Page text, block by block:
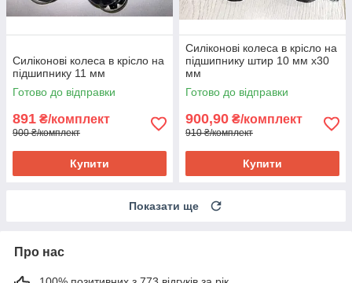
Силіконові колеса в крісло на
підшипнику 11 мм
Готово до відправки
891 ₴/комплект
900 ₴/комплект
Купити
Силіконові колеса в крісло на
підшипнику штир 10 мм х30
мм
Готово до відправки
900,90 ₴/комплект
910 ₴/комплект
Купити
Показати ще
Про нас